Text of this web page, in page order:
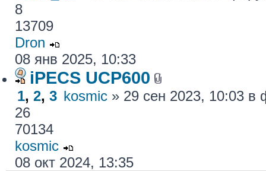
8
13709
Dron
08 янв 2025, 10:33
iPECS UCP600
1, 2, 3 kosmic » 29 сен 2023, 10:03
26
70134
kosmic
08 окт 2024, 13:35